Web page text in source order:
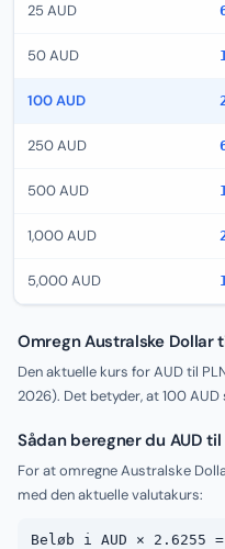
25 AUD
50 AUD
100 AUD
250 AUD
500 AUD
1,000 AUD
5,000 AUD
Omregn Australske Dollar
Den aktuelle kurs for AUD til
2026). Det betyder, at 100 AUD
Sådan beregner du AUD til
For at omregne Australske
med den aktuelle valutakurs:
Beløb i AUD × 2.6255